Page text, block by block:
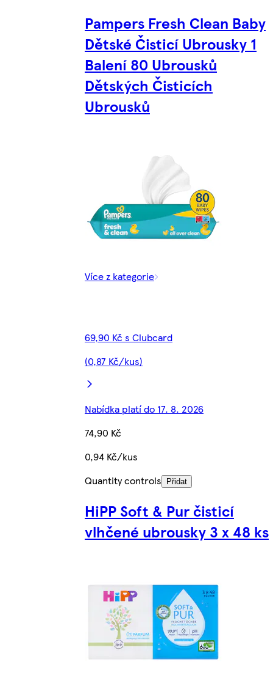
Pampers Fresh Clean Baby
Dětské Čisticí Ubrousky 1
Balení 80 Ubrousků
Dětských Čisticích
Ubrousků
Více z kategorie
69,90 Kč s Clubcard
(0,87 Kč/kus)
Nabídka platí do 17. 8. 2026
74,90 Kč
0,94 Kč/kus
Quantity controls
Přidat
HiPP Soft & Pur čisticí
vlhčené ubrousky 3 x 48 ks